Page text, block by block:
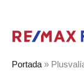
contenido
Portada »